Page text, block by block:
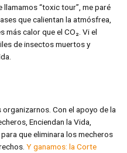
“toxic tour”, me paré
que calientan la atmósfrea,
más calor que el CO₂. Vi el
de insectos muertos y
Con el apoyo de la
Enciendan la Vida,
que eliminara los mecheros
Y ganamos: la Corte